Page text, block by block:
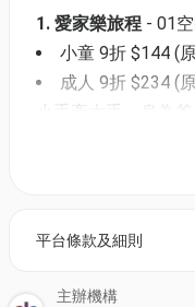
1. 愛家樂旅程 - 01
小童 9折 $144 (
成人 9折 $234 (
小手牽大手，身為
賞員離開漆黑一片嘅
2. 出雙入對
平台條款及細則
主辦機構